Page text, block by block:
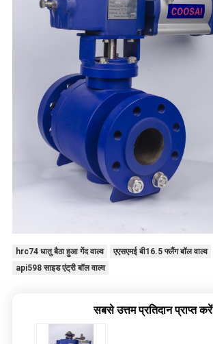
hrc74 धातु बैठा हुआ गेंद वाल्व
एएसएमई बी16.5 फ्लैंग बॉल वाल्व
api598 साइड एंट्री बॉल वाल्व
सबसे उत्तम प्रतिदान प्राप्त करें